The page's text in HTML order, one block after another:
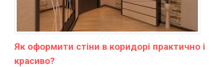
Як оформити стіни в коридорі практично і
красиво?